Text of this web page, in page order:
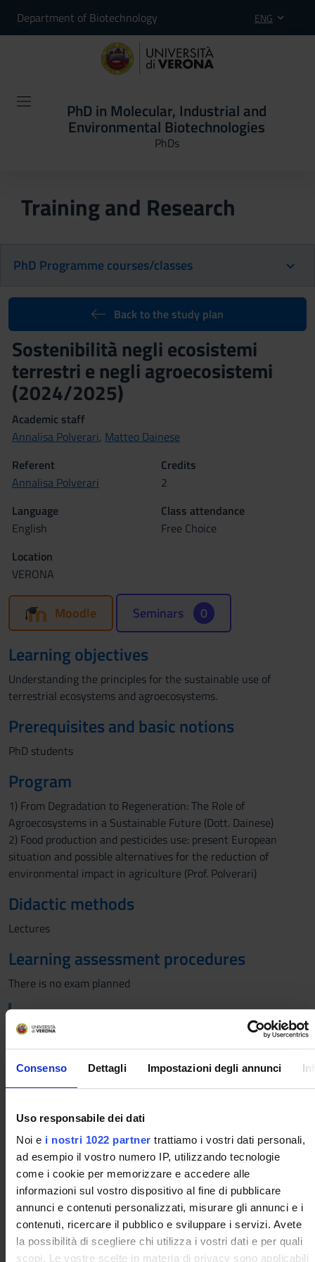
Consenso Dettagli Impostazioni degli annunci
Uso responsabile dei dati
Noi e i nostri 1022 partner trattiamo i vostri dati personali,
ad esempio il vostro numero IP, utilizzando tecnologie
come i cookie per memorizzare e accedere alle
informazioni sul vostro dispositivo al fine di pubblicare
annunci e contenuti personalizzati, misurare gli annunci e i
contenuti, ricercare il pubblico e sviluppare i servizi. Avete
la possibilità di scegliere chi utilizza i vostri dati e per quali
scopi. Le vostre scelte in materia di privacy sono applicabili
Department of Biotechnology ENG
PhD in Molecular, Industrial and
Environmental Biotechnologies
PhDs
Training and Research
PhD Programme courses/classes
Back to the study plan
Sostenibilità negli ecosistemi
terrestri e negli agroecosistemi
(2024/2025)
Academic staff
Annalisa Polverari, Matteo Dainese
Referent
Annalisa Polverari
Credits
2
Language
English
Class attendance
Free Choice
Location
VERONA
Moodle Seminars 0
Learning objectives
Understanding the principles for the sustainable use of
terrestrial ecosystems and agroecosystems.
Prerequisites and basic notions
PhD students
Program
1) From Degradation to Regeneration: The Role of
Agroecosystems in a Sustainable Future (Dott. Dainese)
2) Food production and pesticides use: present European
situation and possible alternatives for the reduction of
environmental impact in agriculture (Prof. Polverari)
Didactic methods
Lectures
Learning assessment procedures
There is no exam planned
Students with disabilities or specific learning
disorders (SLD), who intend to request the adaptation
Assessment
No evaluations are foreseen
Criteria for the composition of the final
grade
No evaluations are foreseen
Scheduled Lessons